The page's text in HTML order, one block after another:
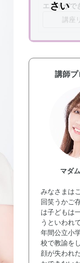
エストがで
講座
さい
講師プ
マダ
みなさまは
回笑うかご
は子どもは
うといわれ
年間公立小
校で教諭を
顔が失われ